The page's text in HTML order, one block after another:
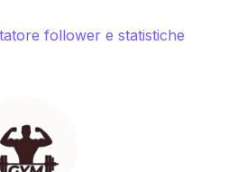
follower e statistiche